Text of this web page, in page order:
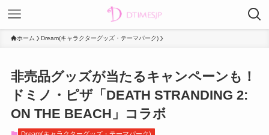
ホーム Dream(キャラクターグッズ・テーマパーク)
非売品グッズが当たるキャンペーンも！
ドミノ・ピザ「DEATH STRANDING 2:
ON THE BEACH」コラボ